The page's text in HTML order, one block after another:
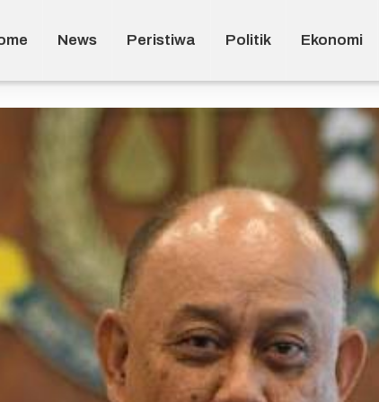
News Peristiwa Politik Ekonomi